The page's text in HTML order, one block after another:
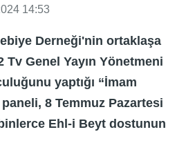
14:53
Derneği'nin ortaklaşa
Genel Yayın Yönetmeni
yaptığı “İmam
8 Temmuz Pazartesi
Ehl-i Beyt dostunun